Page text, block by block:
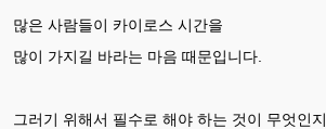
많은 사람들이 카이로스 시간을
많이 가지길 바라는 마음 때문입니다.
그러기 위해서 필수로 해야 하는 것이 무엇인지